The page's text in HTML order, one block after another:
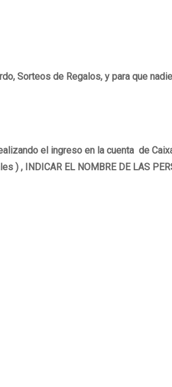
Sorteos de Regalos, y para que
el ingreso en la cuenta de
, INDICAR EL NOMBRE DE LAS